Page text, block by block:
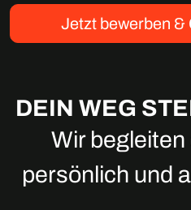
Jetzt bewerben &
DEIN WEG
Wir
persönlich und